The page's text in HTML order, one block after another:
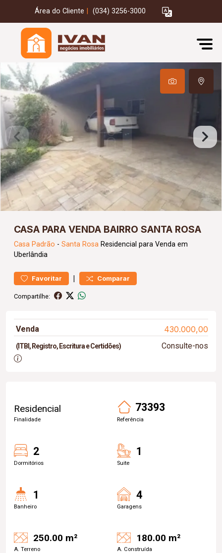
Área do Cliente (034) 3256-3000
CASA PARA VENDA BAIRRO SANTA ROSA
Casa Padrão - Santa Rosa Residencial para Venda em
Uberlândia
Favoritar | Comparar
Compartilhe:
Venda 430.000,00
(ITBI, Registro, Escritura e Certidões) Consulte-nos
Residencial
Finalidade
73393
Referência
2
Dormitórios
1
Suite
1
Banheiro
4
Garagens
250.00 m²
A. Terreno
180.00 m²
A. Construída